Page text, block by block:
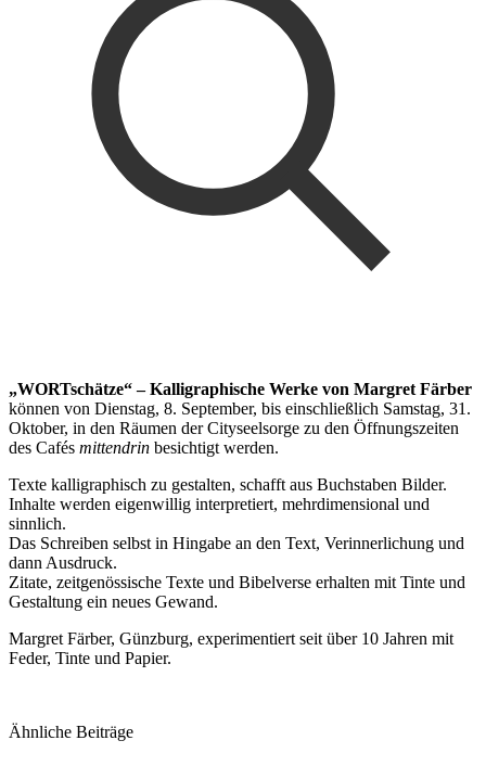
„WORTschätze“ – Kalligraphische Werke von Margret Färber
können von Dienstag, 8. September, bis einschließlich Samstag, 31.
Oktober, in den Räumen der Cityseelsorge zu den Öffnungszeiten
des Cafés mittendrin besichtigt werden.
Texte kalligraphisch zu gestalten, schafft aus Buchstaben Bilder.
Inhalte werden eigenwillig interpretiert, mehrdimensional und
sinnlich.
Das Schreiben selbst in Hingabe an den Text, Verinnerlichung und
dann Ausdruck.
Zitate, zeitgenössische Texte und Bibelverse erhalten mit Tinte und
Gestaltung ein neues Gewand.
Margret Färber, Günzburg, experimentiert seit über 10 Jahren mit
Feder, Tinte und Papier.
Ähnliche Beiträge